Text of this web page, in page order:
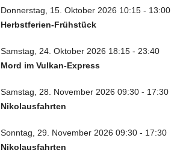
Donnerstag, 15. Oktober 2026 10:15 - 13:00
Herbstferien-Frühstück
Samstag, 24. Oktober 2026 18:15 - 23:40
Mord im Vulkan-Express
Samstag, 28. November 2026 09:30 - 17:30
Nikolausfahrten
Sonntag, 29. November 2026 09:30 - 17:30
Nikolausfahrten